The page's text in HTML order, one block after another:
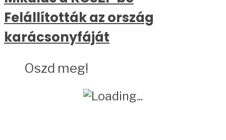
Felállították az ország
karácsonyfáját
Oszd meg!